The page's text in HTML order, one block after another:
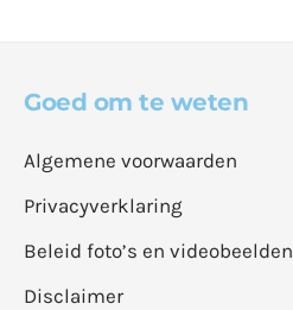
Goed om te weten
Algemene voorwaarden
Privacyverklaring
Beleid foto’s en videobeelden
Disclaimer